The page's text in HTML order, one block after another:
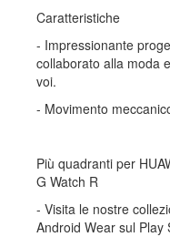
Caratteristiche
- Impressionante
collaborato alla moda
voi.
- Movimento
Più quadranti per
G Watch R
- Visita le nostre
Android Wear sul Play